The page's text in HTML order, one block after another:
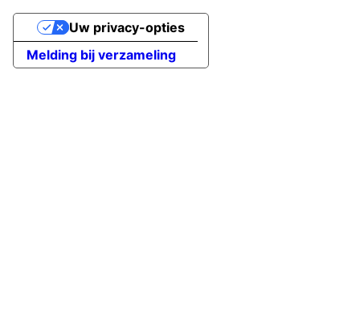
Melding bij verzameling
Uw privacy-opties